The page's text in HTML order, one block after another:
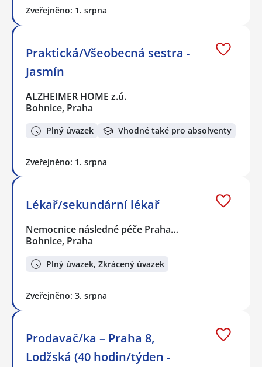
Zveřejněno: 1. srpna
Praktická/Všeobecná sestra -
Jasmín
ALZHEIMER HOME z.ú.
Bohnice, Praha
Plný úvazek Vhodné také pro absolventy
Zveřejněno: 1. srpna
Lékař/sekundární lékař
Nemocnice následné péče Praha…
Bohnice, Praha
Plný úvazek, Zkrácený úvazek
Zveřejněno: 3. srpna
Prodavač/ka – Praha 8,
Lodžská (40 hodin/týden -